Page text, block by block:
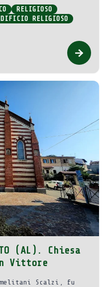
RELIGIOSO
RELIGIOSO
(AL). Chiesa
Vittore
Scalzi, fu